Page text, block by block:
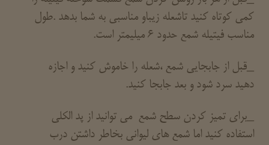
کمی کوتاه کنید تاشعله زیباو مناسبی به شما بدهد .طول
مناسب فیتیله شمع حدود 6 میلیمتر است.
_قبل از جابجایی شمع ،شعله را خاموش کنید و اجازه
دهید سرد شود و بعد جابجا کنید.
_برای تمیز کردن سطح شمع می توانید از پد الکلی
استفاده کنید اما شمع های لیوانی بخاطر داشتن درب